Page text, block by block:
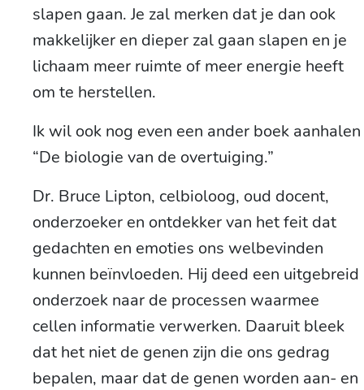
slapen gaan. Je zal merken dat je dan ook
makkelijker en dieper zal gaan slapen en je
lichaam meer ruimte of meer energie heeft
om te herstellen.
Ik wil ook nog even een ander boek aanhalen
“De biologie van de overtuiging.”
Dr. Bruce Lipton, celbioloog, oud docent,
onderzoeker en ontdekker van het feit dat
gedachten en emoties ons welbevinden
kunnen beïnvloeden. Hij deed een uitgebreid
onderzoek naar de processen waarmee
cellen informatie verwerken. Daaruit bleek
dat het niet de genen zijn die ons gedrag
bepalen, maar dat de genen worden aan- en